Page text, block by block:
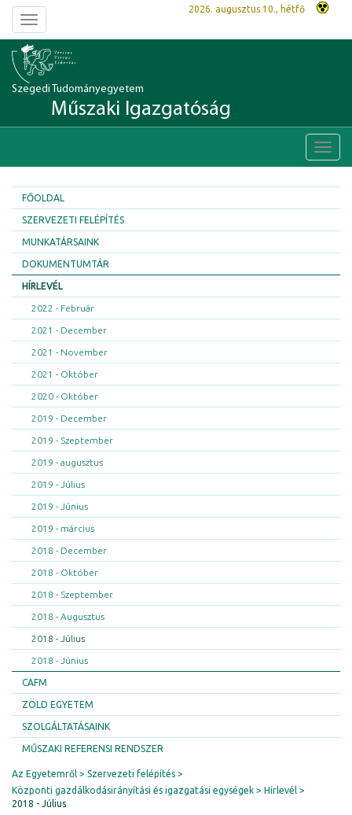
Toggle
navigation
2026. augusztus 10., hétfő
Szegedi Tudományegyetem
Műszaki Igazgatóság
FŐOLDAL
SZERVEZETI FELÉPÍTÉS
MUNKATÁRSAINK
DOKUMENTUMTÁR
HÍRLEVÉL
2022 - Február
2021 - December
2021 - November
2021 - Október
2020 - Október
2019 - December
2019 - Szeptember
2019 - augusztus
2019 - Július
2019 - Június
2019 - március
2018 - December
2018 - Október
2018 - Szeptember
2018 - Augusztus
2018 - Július
2018 - Június
CAFM
ZÖLD EGYETEM
SZOLGÁLTATÁSAINK
MŰSZAKI REFERENSI RENDSZER
Az Egyetemről
Szervezeti felépítés
Központi gazdálkodásirányítási és igazgatási egységek
Hírlevél
2018 - Július